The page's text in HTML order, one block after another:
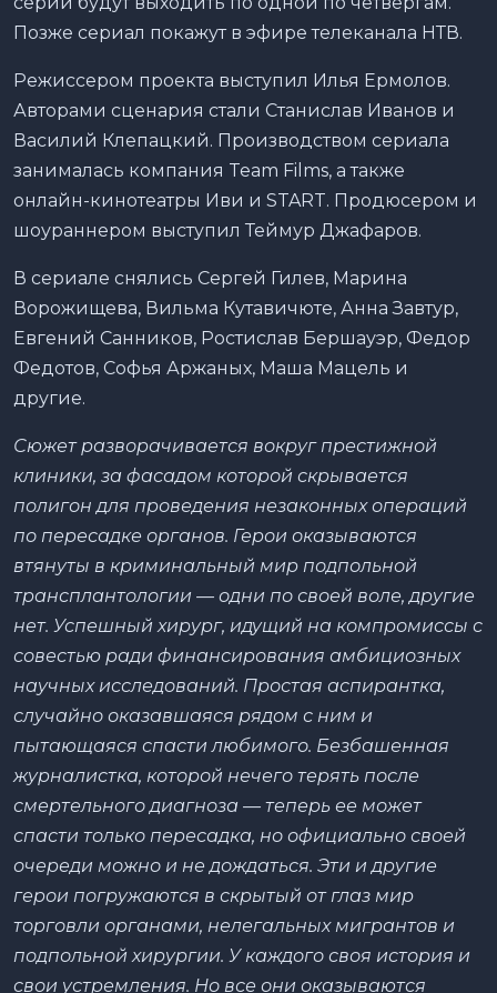
Позже сериал покажут в эфире телеканала НТВ.
Режиссером проекта выступил Илья Ермолов.
Авторами сценария стали Станислав Иванов и
Василий Клепацкий. Производством сериала
занималась компания Team Films, а также
онлайн-кинотеатры Иви и START. Продюсером и
шоураннером выступил Теймур Джафаров.
В сериале снялись Сергей Гилев, Марина
Ворожищева, Вильма Кутавичюте, Анна Завтур,
Евгений Санников, Ростислав Бершауэр, Федор
Федотов, Софья Аржаных, Маша Мацель и
другие.
Сюжет разворачивается вокруг престижной
клиники, за фасадом которой скрывается
полигон для проведения незаконных операций
по пересадке органов. Герои оказываются
втянуты в криминальный мир подпольной
трансплантологии — одни по своей воле, другие
нет. Успешный хирург, идущий на компромиссы с
совестью ради финансирования амбициозных
научных исследований. Простая аспирантка,
случайно оказавшаяся рядом с ним и
пытающаяся спасти любимого. Безбашенная
журналистка, которой нечего терять после
смертельного диагноза — теперь ее может
спасти только пересадка, но официально своей
очереди можно и не дождаться. Эти и другие
герои погружаются в скрытый от глаз мир
торговли органами, нелегальных мигрантов и
подпольной хирургии. У каждого своя история и
свои устремления. Но все они оказываются